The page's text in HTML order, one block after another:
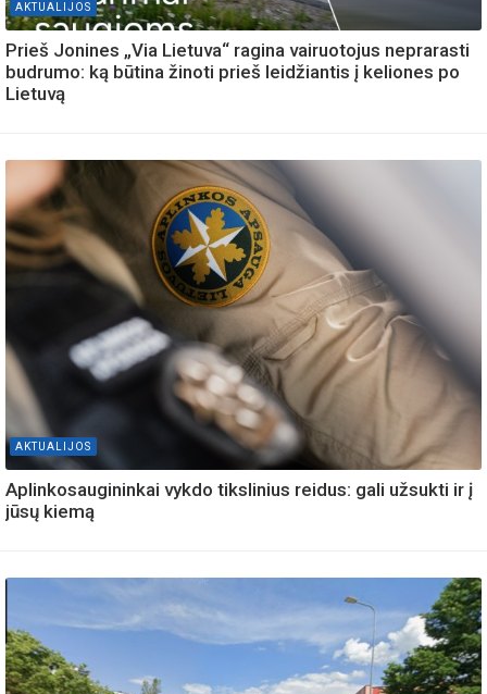
AKTUALIJOS
Prieš Jonines „Via Lietuva“ ragina vairuotojus neprarasti
budrumo: ką būtina žinoti prieš leidžiantis į keliones po
Lietuvą
AKTUALIJOS
Aplinkosaugininkai vykdo tikslinius reidus: gali užsukti ir į
jūsų kiemą